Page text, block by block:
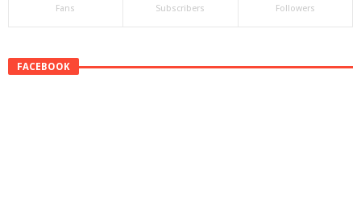
Fans Subscribers Followers
FACEBOOK